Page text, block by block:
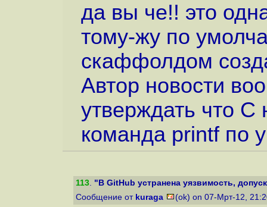
да вы че!! это
тому-жу по
скаффолдом
Автор новости
утверждать что С
команда printf по
113. "В GitHub устранена уязвимость,
Сообщение от kuraga (ok) on 07-Мрт-12,